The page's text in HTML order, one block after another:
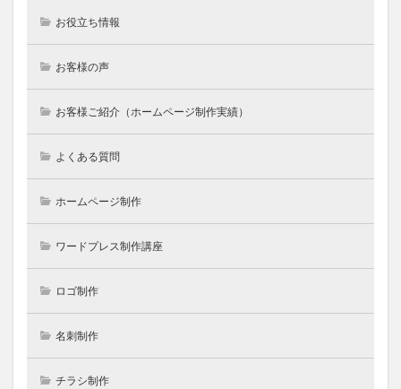
お役立ち情報
お客様の声
お客様ご紹介（ホームページ制作実績）
よくある質問
ホームページ制作
ワードプレス制作講座
ロゴ制作
名刺制作
チラシ制作